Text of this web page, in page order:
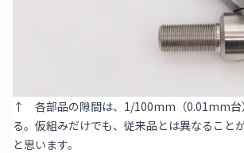
↑ 各部品の隙間は、1/100mm（0.01mm台
る。仮組みだけでも、従来品とは異なること
と思います。